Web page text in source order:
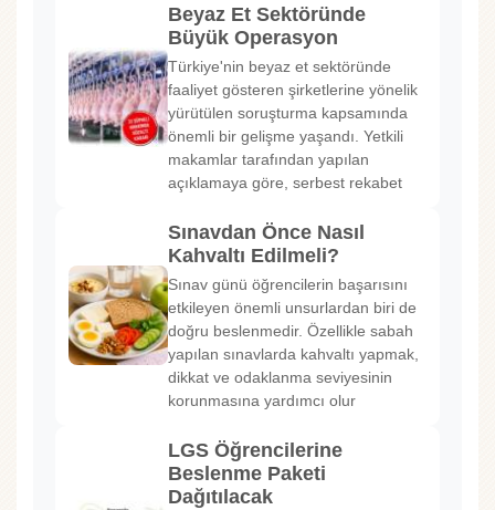
Beyaz Et Sektöründe
Büyük Operasyon
Türkiye'nin beyaz et sektöründe
faaliyet gösteren şirketlerine yönelik
yürütülen soruşturma kapsamında
önemli bir gelişme yaşandı. Yetkili
makamlar tarafından yapılan
açıklamaya göre, serbest rekabet
Sınavdan Önce Nasıl
Kahvaltı Edilmeli?
Sınav günü öğrencilerin başarısını
etkileyen önemli unsurlardan biri de
doğru beslenmedir. Özellikle sabah
yapılan sınavlarda kahvaltı yapmak,
dikkat ve odaklanma seviyesinin
korunmasına yardımcı olur
LGS Öğrencilerine
Beslenme Paketi
Dağıtılacak